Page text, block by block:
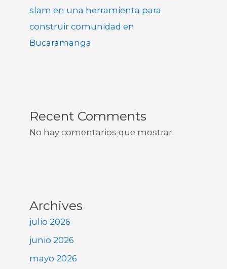
slam en una herramienta para
construir comunidad en
Bucaramanga
Recent Comments
No hay comentarios que mostrar.
Archives
julio 2026
junio 2026
mayo 2026